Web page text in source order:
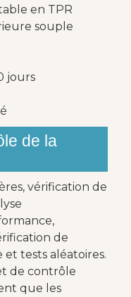
en TPR
souple
jours
de la
vérification de
de
tests aléatoires.
de contrôle
que les